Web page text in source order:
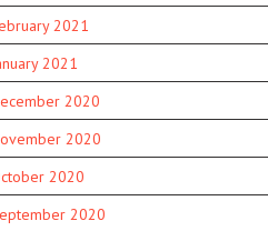
2021
2021
2020
2020
2020
2020